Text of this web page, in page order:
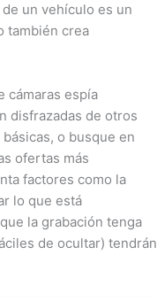
un vehículo es un
también crea
cámaras espía
disfrazadas de otros
o busque en
ofertas más
factores como la
lo que está
la grabación tenga
de ocultar) tendrán